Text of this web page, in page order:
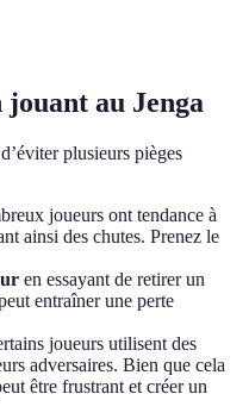
au Jenga
plusieurs pièges
joueurs ont tendance à
ainsi des chutes. Prenez le
en essayant de retirer un
entraîner une perte
joueurs utilisent des
adversaires. Bien que cela
être frustrant et créer un